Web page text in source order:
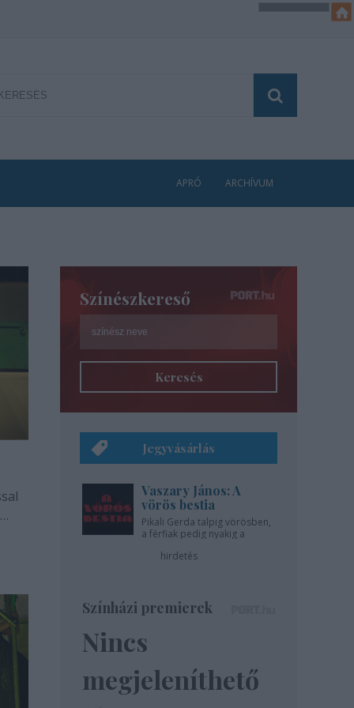
APRÓ ARCHÍVUM
Színészkereső
Keresés
Jegyvásárlás
Vaszary János: A
vörös bestia
Pikali Gerda talpig vörösben,
a férfiak pedig nyakig a
hirdetés
Színházi premierek
Nincs
megjeleníthető